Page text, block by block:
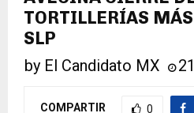
TORTILLERÍAS
SLP
by El Candidato MX
COMPARTIR 0